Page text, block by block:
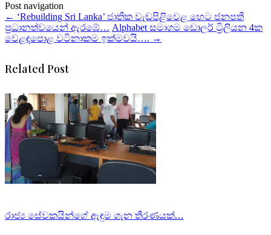
Post navigation
← ‘Rebuilding Sri Lanka’ ජාතික වැඩපිළිවෙළ හෙට ජනපති
ප්‍රධානත්වයෙන් ඇරඹේ… Alphabet සමාගම ඩොලර් ට්‍රිලියන 4ක
වෙළඳපොළ වටිනාකම ඉක්මවයි…. →
Related Post
රාජ්‍ය සේවකයින්ගේ ඇඳුම ගැන තීරණයක්…